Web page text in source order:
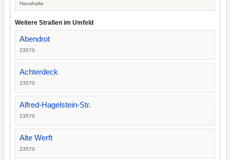
Haushalte
Weitere Straßen im Umfeld
Abendrot
23570
Achterdeck
23570
Alfred-Hagelstein-Str.
23570
Alte Werft
23570